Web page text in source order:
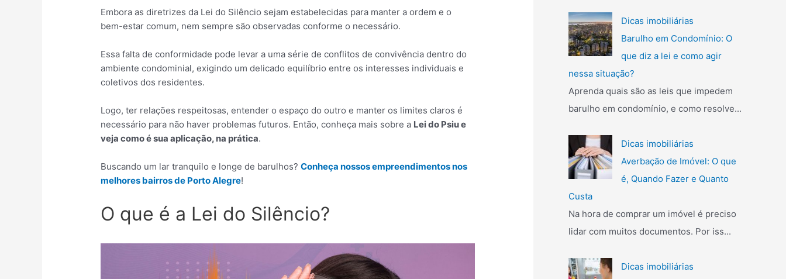
Embora as diretrizes da Lei do Silêncio sejam estabelecidas para manter a ordem e o
bem-estar comum, nem sempre são observadas conforme o necessário.
Essa falta de conformidade pode levar a uma série de conflitos de convivência dentro do
ambiente condominial, exigindo um delicado equilíbrio entre os interesses individuais e
coletivos dos residentes.
Logo, ter relações respeitosas, entender o espaço do outro e manter os limites claros é
necessário para não haver problemas futuros. Então, conheça mais sobre a Lei do Psiu e
veja como é sua aplicação, na prática.
Buscando um lar tranquilo e longe de barulhos?Conheça nossos empreendimentos nos
melhores bairros de Porto Alegre!
O que é a Lei do Silêncio?
Dicas imobiliárias
Barulho em Condomínio: O
que diz a lei e como agir
nessa situação?
Aprenda quais são as leis que impedem
barulho em condomínio, e como resolve...
Dicas imobiliárias
Averbação de Imóvel: O que
é, Quando Fazer e Quanto
Custa
Na hora de comprar um imóvel é preciso
lidar com muitos documentos. Por iss...
Dicas imobiliárias